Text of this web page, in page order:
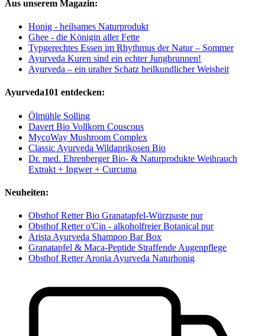
Aus unserem Magazin:
Honig - heilsames Naturprodukt
Ghee - die Königin aller Fette
Typgerechtes Essen im Rhythmus der Natur – Sommer
Ayurveda Kuren sind ein echter Jungbrunnen!
Ayurveda – ein uralter Schatz heilkundlicher Weisheit
Ayurveda101 entdecken:
Ölmühle Solling
Davert Bio Vollkorn Couscous
MycoWay Mushroom Complex
Classic Ayurveda Wildaprikosen Bio
Dr. med. Ehrenberger Bio- & Naturprodukte Weihrauch
Extrakt + Ingwer + Curcuma
Neuheiten:
Obsthof Retter Bio Granatapfel-Würzpaste pur
Obsthof Retter o'Cin - alkoholfreier Botanical pur
Arista Ayurveda Shampoo Bar Box
Granatapfel & Maca-Peptide Straffende Augenpflege
Obsthof Retter Aronia Ayurveda Naturhonig